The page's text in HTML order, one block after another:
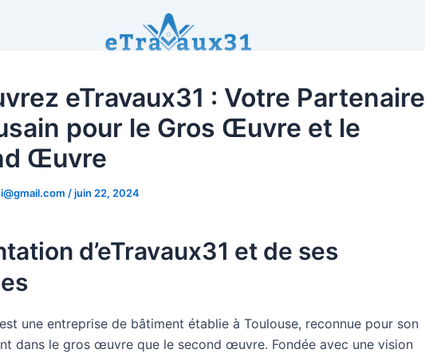
eTravaux31 : Votre Partenaire
pour le Gros Œuvre et le
Œuvre
/juin 22, 2024
d’eTravaux31 et de ses
une entreprise de bâtiment établie à Toulouse, reconnue pour son
dans le gros œuvre que le second œuvre. Fondée avec une vision